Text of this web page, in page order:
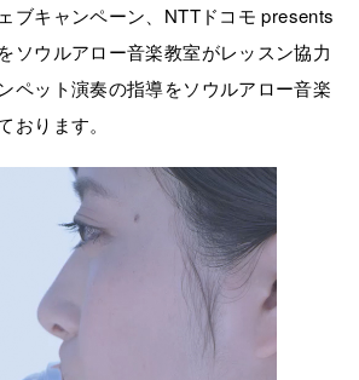
ブキャンペーン、NTTドコモ presents
ソウルアロー音楽教室がレッスン協力
ペット演奏の指導をソウルアロー音楽
おります。